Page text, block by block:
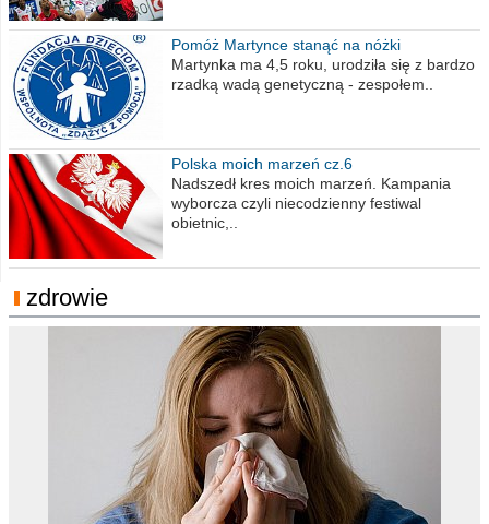
Pomóż Martynce stanąć na nóżki
Martynka ma 4,5 roku, urodziła się z bardzo
rzadką wadą genetyczną - zespołem..
Polska moich marzeń cz.6
Nadszedł kres moich marzeń. Kampania
wyborcza czyli niecodzienny festiwal
obietnic,..
zdrowie